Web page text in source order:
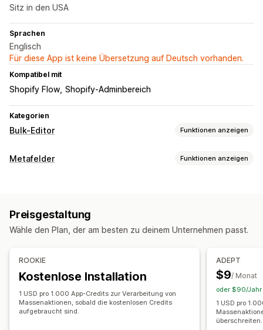
Sitz in den USA
Sprachen
Englisch
Für diese App ist keine Übersetzung auf Deutsch vorhanden.
Kompatibel mit
Shopify Flow Shopify-Adminbereich
Kategorien
Bulk-Editor Funktionen anzeigen
Bearbeitbare Ressourcen
Massenlöschung
SEO-Updates
Datenmigration
Sicherung Massenbearbeitung
Metafelder Funktionen anzeigen
Blogs Varianten Metaobjects
Daten
Dimensionen Dateien Bilder JSON Text
Metafeld-Editor
Sicherungen
Preisgestaltung
Wähle den Plan, der am besten zu deinem Unternehmen passt.
ROOKIE
Kostenlose Installation
1 USD pro 1.000 App-Credits zur Verarbeitung von
Massenaktionen, sobald die kostenlosen Credits
aufgebraucht sind.
ADEPT
$9/ Monat
oder $90/Jahr
1 USD pro